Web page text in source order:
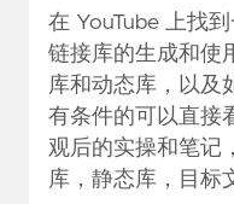
在 YouTube 上找
链接库的生成和使
库和动态库，以及
有条件的可以直接
观后的实操和笔记
库，静态库，目标